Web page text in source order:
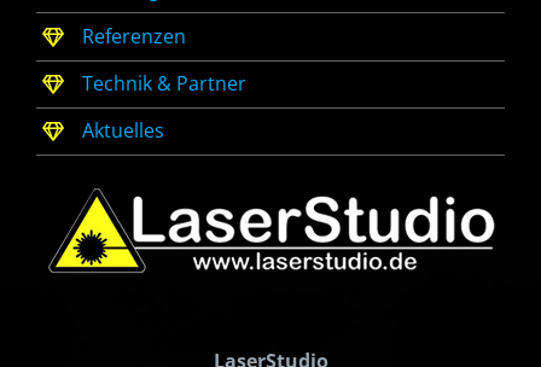
Referenzen
Technik & Partner
Aktuelles
LaserStudio